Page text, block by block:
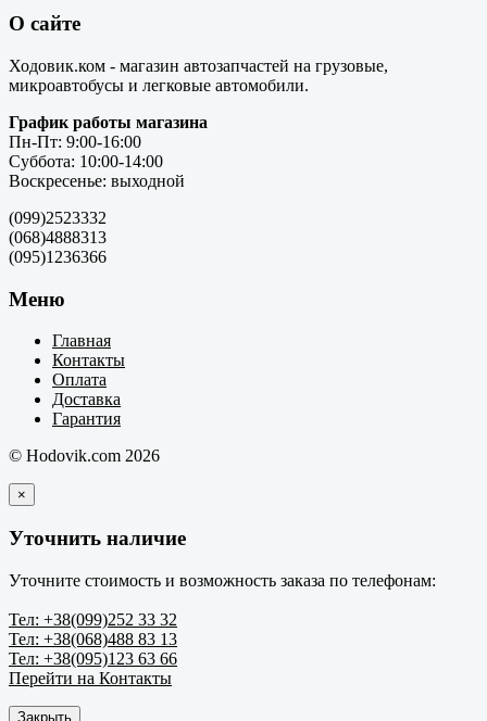
О сайте
Ходовик.ком - магазин автозапчастей на грузовые,
микроавтобусы и легковые автомобили.
График работы магазина
Пн-Пт: 9:00-16:00
Суббота: 10:00-14:00
Воскресенье: выходной
(099)2523332
(068)4888313
(095)1236366
Меню
Главная
Контакты
Оплата
Доставка
Гарантия
© Hodovik.com 2026
×
Уточнить наличие
Уточните стоимость и возможность заказа по телефонам:
Тел: +38(099)252 33 32
Тел: +38(068)488 83 13
Тел: +38(095)123 63 66
Перейти на Контакты
Закрыть